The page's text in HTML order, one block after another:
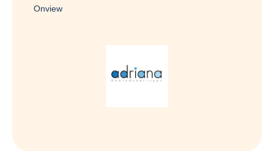
Onview